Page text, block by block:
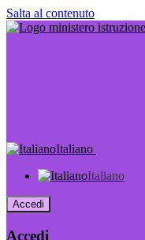
Salta al contenuto
Italiano
Italiano
Accedi
Accedi